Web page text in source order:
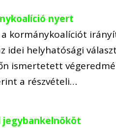
nyert
kormánykoalíciót
idei helyhatósági
ismertetett
a részvételi…
jegybankelnököt